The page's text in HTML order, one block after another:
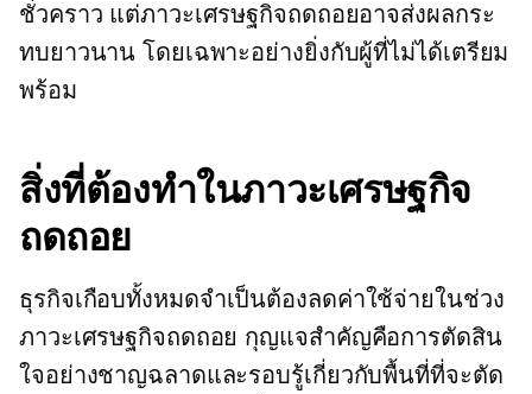
ชั่วคราว แต่ภาวะเศรษฐกิจถดถอยอาจส่งผลกระ
ทบยาวนาน โดยเฉพาะอย่างยิ่งกับผู้ที่ไม่ได้เตรียม
พร้อม
สิ่งที่ต้องทำในภาวะเศรษฐกิจ
ถดถอย
ธุรกิจเกือบทั้งหมดจำเป็นต้องลดค่าใช้จ่ายในช่วง
ภาวะเศรษฐกิจถดถอย กุญแจสำคัญคือการตัดสิน
ใจอย่างชาญฉลาดและรอบรู้เกี่ยวกับพื้นที่ที่จะตัด